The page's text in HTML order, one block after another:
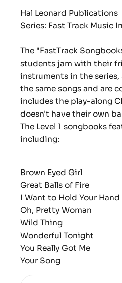
Hal Leonard Publications
Series: Fast Track Music
The "FastTrack
students jam with their
instruments in the series,
the same songs and are
includes the play-along
doesn't have their own
The Level 1 songbooks
including:
Brown Eyed Girl
Great Balls of Fire
I Want to Hold Your Hand
Oh, Pretty Woman
Wild Thing
Wonderful Tonight
You Really Got Me
Your Song